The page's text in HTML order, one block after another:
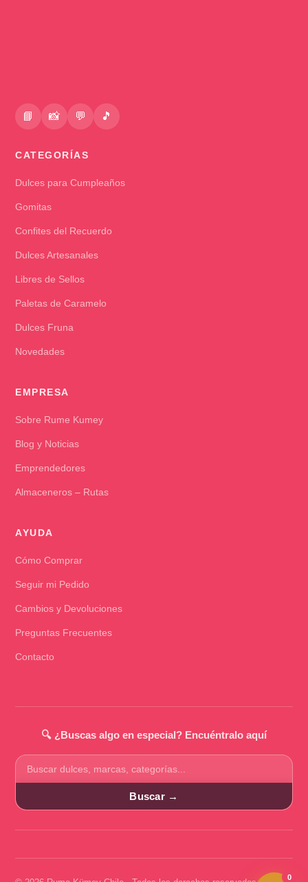
📘 📸 💬 🎵
CATEGORÍAS
Dulces para Cumpleaños
Gomitas
Confites del Recuerdo
Dulces Artesanales
Libres de Sellos
Paletas de Caramelo
Dulces Fruna
Novedades
EMPRESA
Sobre Rume Kumey
Blog y Noticias
Emprendedores
Almaceneros – Rutas
AYUDA
Cómo Comprar
Seguir mi Pedido
Cambios y Devoluciones
Preguntas Frecuentes
Contacto
🔍 ¿Buscas algo en especial? Encuéntralo aquí
Buscar
productos
Buscar →
0